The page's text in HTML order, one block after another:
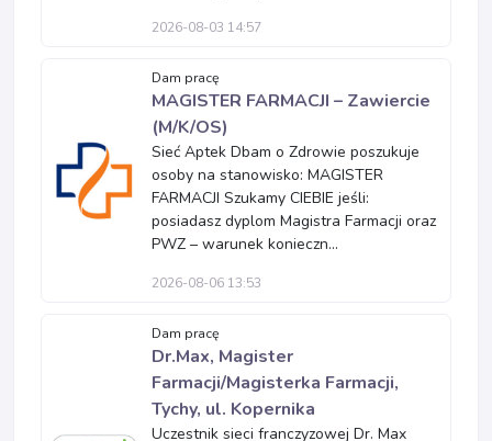
2026-08-03 14:57
Dam pracę
MAGISTER FARMACJI – Zawiercie
(M/K/OS)
Sieć Aptek Dbam o Zdrowie poszukuje
osoby na stanowisko: MAGISTER
FARMACJI Szukamy CIEBIE jeśli:
posiadasz dyplom Magistra Farmacji oraz
PWZ – warunek konieczn...
2026-08-06 13:53
Dam pracę
Dr.Max, Magister
Farmacji/Magisterka Farmacji,
Tychy, ul. Kopernika
Uczestnik sieci franczyzowej Dr. Max